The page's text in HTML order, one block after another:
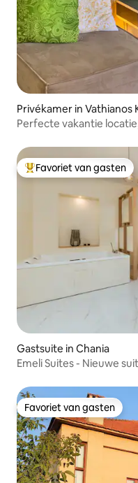
Privékamer in Vathianos
Perfecte vakantie
Topfavoriet van gasten
Favoriet van gasten
Gastsuite in Chania
Emeli Suites - Nieuwe
Favoriet van gasten
Favoriet van gasten